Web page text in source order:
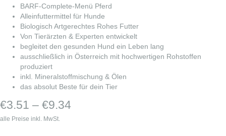
BARF-Complete-Menü Pferd
Alleinfuttermittel für Hunde
Biologisch Artgerechtes Rohes Futter
Von Tierärzten & Experten entwickelt
begleitet den gesunden Hund ein Leben lang
ausschließlich in Österreich mit hochwertigen Rohstoffen
produziert
inkl. Mineralstoffmischung & Ölen
das absolut Beste für dein Tier
€3.51 – €9.34
alle Preise inkl. MwSt.